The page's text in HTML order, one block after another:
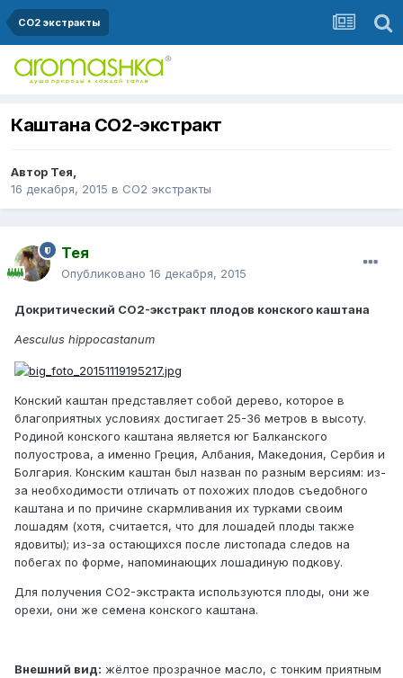
СО2 экстракты
Каштана СО2-экстракт
Автор Тея,
16 декабря, 2015 в СО2 экстракты
Тея
Опубликовано 16 декабря, 2015
Докритический СО2-экстракт плодов конского каштана
Aesculus hippocastanum
Конский каштан представляет собой дерево, которое в
благоприятных условиях достигает 25-36 метров в высоту.
Родиной конского каштана является юг Балканского
полуострова, а именно Греция, Албания, Македония, Сербия и
Болгария. Конским каштан был назван по разным версиям: из-
за необходимости отличать от похожих плодов съедобного
каштана и по причине скармливания их турками своим
лошадям (хотя, считается, что для лошадей плоды также
ядовиты); из-за остающихся после листопада следов на
побегах по форме, напоминающих лошадиную подкову.
Для получения СО2-экстракта используются плоды, они же
орехи, они же семена конского каштана.
Внешний вид: жёлтое прозрачное масло, с тонким приятным